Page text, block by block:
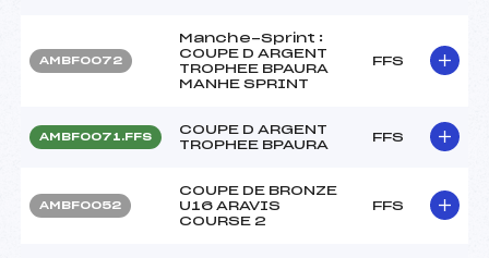
AMBF0072
Manche-Sprint :
COUPE D ARGENT
TROPHEE BPAURA
MANHE SPRINT
FFS
AMBF0071.FFS
COUPE D ARGENT
TROPHEE BPAURA
FFS
AMBF0052
COUPE DE BRONZE
U16 ARAVIS
COURSE 2
FFS